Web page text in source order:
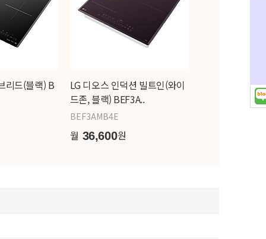
리드(블랙) B
LG 디오스 인덕션 빌트인(와이
드존, 블랙) BEF3A..
BEF3AMB4E
월 36,600원